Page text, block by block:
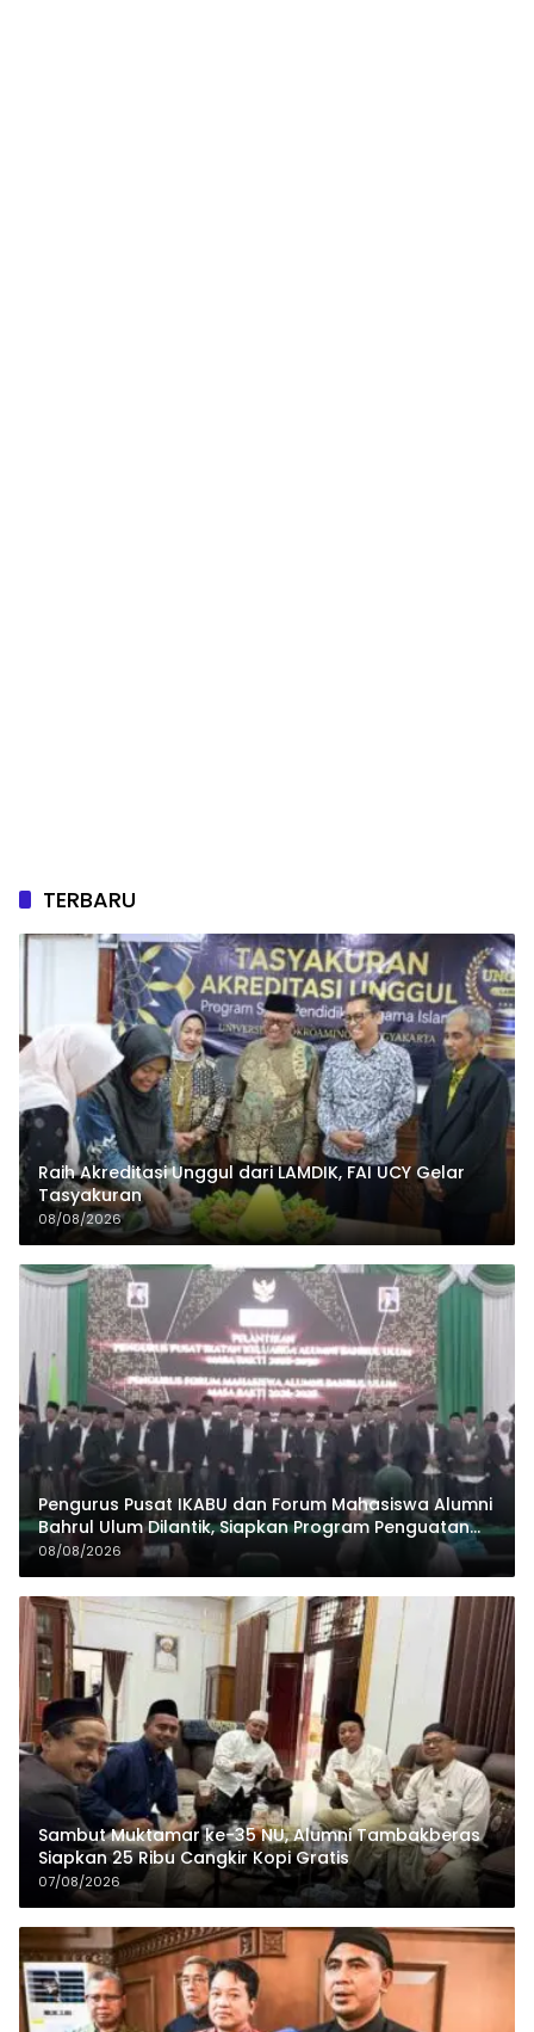
TERBARU
Raih Akreditasi Unggul dari LAMDIK, FAI UCY Gelar
Tasyakuran
08/08/2026
Pengurus Pusat IKABU dan Forum Mahasiswa Alumni
Bahrul Ulum Dilantik, Siapkan Program Penguatan
Organisasi dan Ekonomi
08/08/2026
Sambut Muktamar ke-35 NU, Alumni Tambakberas
Siapkan 25 Ribu Cangkir Kopi Gratis
07/08/2026